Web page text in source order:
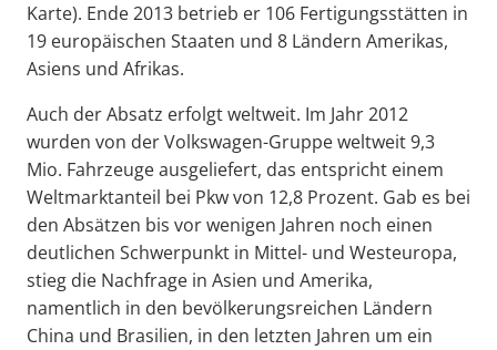
Karte). Ende 2013 betrieb er 106 Fertigungsstätten in
19 europäischen Staaten und 8 Ländern Amerikas,
Asiens und Afrikas.
Auch der Absatz erfolgt weltweit. Im Jahr 2012
wurden von der Volkswagen-Gruppe weltweit 9,3
Mio. Fahrzeuge ausgeliefert, das entspricht einem
Weltmarktanteil bei Pkw von 12,8 Prozent. Gab es bei
den Absätzen bis vor wenigen Jahren noch einen
deutlichen Schwerpunkt in Mittel- und Westeuropa,
stieg die Nachfrage in Asien und Amerika,
namentlich in den bevölkerungsreichen Ländern
China und Brasilien, in den letzten Jahren um ein